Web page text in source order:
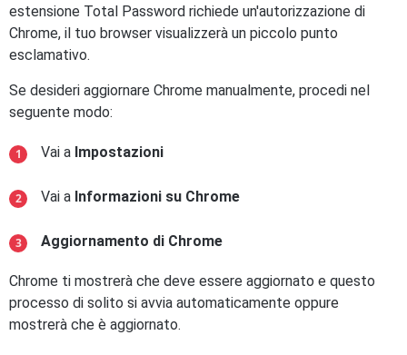
estensione Total Password richiede un'autorizzazione di
Chrome, il tuo browser visualizzerà un piccolo punto
esclamativo.
Se desideri aggiornare Chrome manualmente, procedi nel
seguente modo:
Vai a Impostazioni
Vai a Informazioni su Chrome
Aggiornamento di Chrome
Chrome ti mostrerà che deve essere aggiornato e questo
processo di solito si avvia automaticamente oppure
mostrerà che è aggiornato.